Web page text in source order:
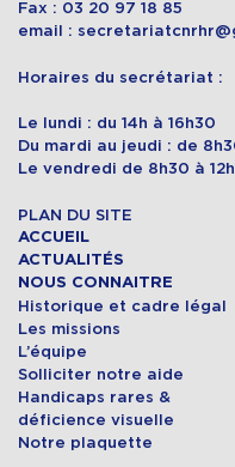
Fax : 03 20 97 18 85
email :
Horaires du secrétariat :
Le lundi : du 14h à 16h30
Du mardi au jeudi : de
Le vendredi de 8h30 à
PLAN DU SITE
ACCUEIL
ACTUALITÉS
NOUS CONNAITRE
Historique et cadre légal
Les missions
L’équipe
Solliciter notre aide
Handicaps rares &
déficience visuelle
Notre plaquette